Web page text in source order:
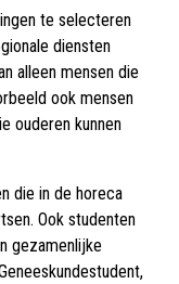
te selecteren
diensten
alleen mensen die
ook mensen
ouderen kunnen
die in de horeca
Ook studenten
gezamenlijke